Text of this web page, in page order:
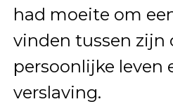
had moeite om
vinden tussen zijn
persoonlijke leven
verslaving.